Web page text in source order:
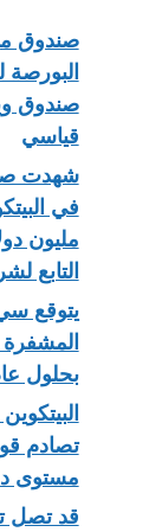
صندوق
البورصة
صندوق
قياسي
شهدت
التابع
يتوقع
المشفرة
بحلول عام
تصادم
مستوى
قد تصل